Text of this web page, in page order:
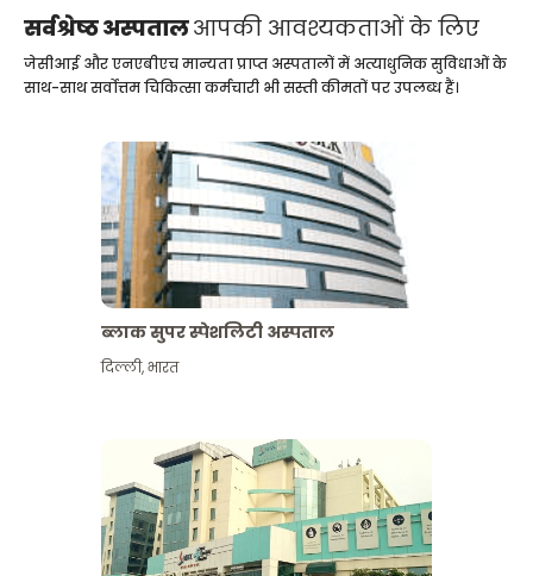
सर्वश्रेष्ठ अस्पतालआपकी आवश्यकताओं के लिए
जेसीआई और एनएबीएच मान्यता प्राप्त अस्पतालों में अत्याधुनिक सुविधाओं के
साथ-साथ सर्वोत्तम चिकित्सा कर्मचारी भी सस्ती कीमतों पर उपलब्ध हैं।
ब्लाक सुपर स्पेशलिटी अस्पताल
दिल्ली,भारत